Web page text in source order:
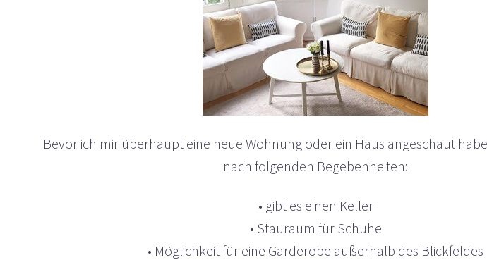
Bevor ich mir überhaupt eine neue Wohnung oder ein Haus angeschaut
nach folgenden Begebenheiten:
• gibt es einen Keller
• Stauraum für Schuhe
• Möglichkeit für eine Garderobe außerhalb des Blickfeldes